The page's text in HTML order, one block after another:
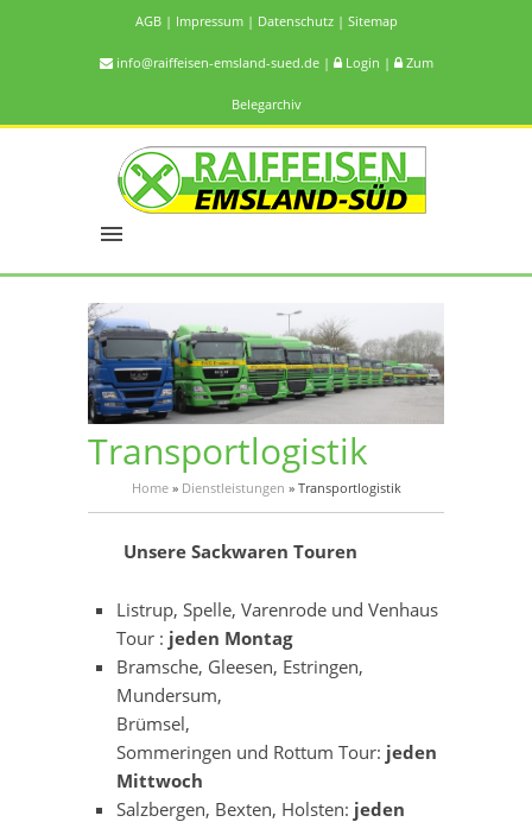
AGB| Impressum| Datenschutz| Sitemap
info@raiffeisen-emsland-sued.de| Login | Zum
Belegarchiv
Transportlogistik
Home» Dienstleistungen » Transportlogistik
Unsere Sackwaren Touren
Listrup, Spelle, Varenrode und Venhaus
Tour : jeden Montag
Bramsche, Gleesen, Estringen,
Mundersum,
Brümsel,
Sommeringen und Rottum Tour: jeden
Mittwoch
Salzbergen, Bexten, Holsten: jeden